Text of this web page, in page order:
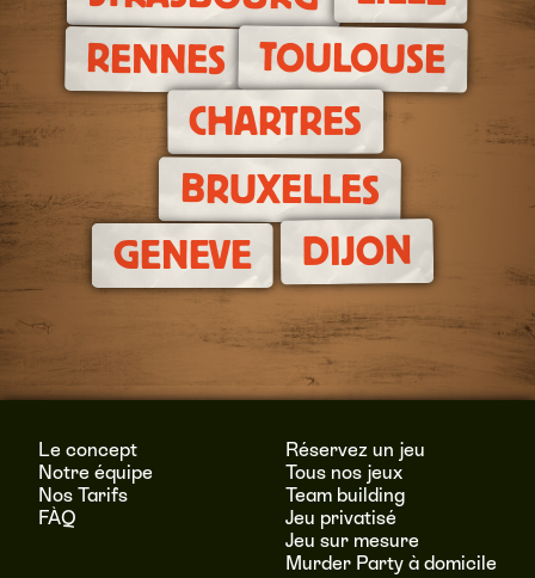
RENNES TOULOUSE
CHARTRES
BRUXELLES
GENEVE DIJON
Le concept
Notre équipe
Nos Tarifs
FÀQ
Réservez un jeu
Tous nos jeux
Team building
Jeu privatisé
Jeu sur mesure
Murder Party à domicile